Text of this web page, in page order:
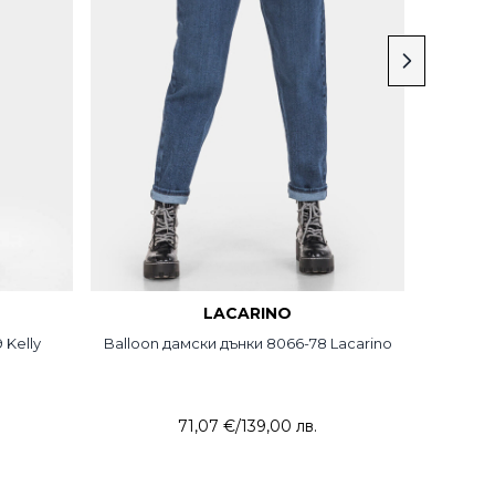
Kelly
LACARINO
Balloon дамски дънки 8066-78 Lacarino
71,07 €/139,00 лв.